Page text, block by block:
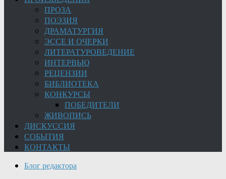
ПРОЗА
ПОЭЗИЯ
ДРАМАТУРГИЯ
ЭССЕ И ОЧЕРКИ
ЛИТЕРАТУРОВЕДЕНИЕ
ИНТЕРВЬЮ
РЕЦЕНЗИИ
БИБЛИОТЕКА
КОНКУРСЫ
ПОБЕДИТЕЛИ
ЖИВОПИСЬ
ДИСКУССИЯ
СОБЫТИЯ
КОНТАКТЫ
Блог редактора